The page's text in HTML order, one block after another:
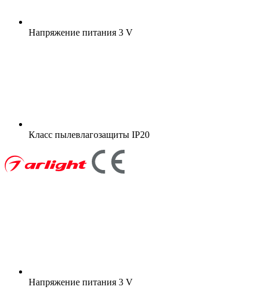
Напряжение питания 3 V
Класс пылевлагозащиты IP20
Напряжение питания 3 V